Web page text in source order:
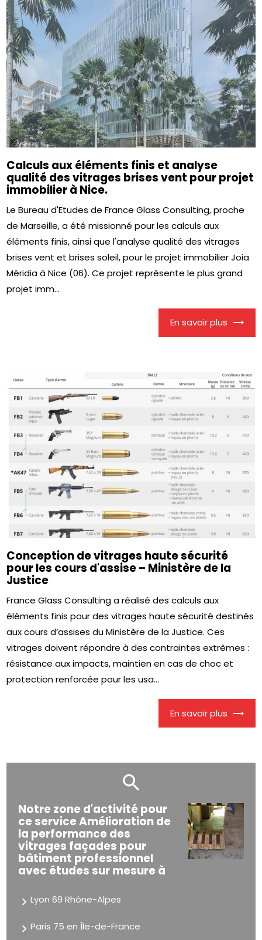
Calculs aux éléments finis et analyse
qualité des vitrages brises vent pour projet
immobilier à Nice.
Le Bureau d'Etudes de France Glass Consulting, proche
de Marseille, a été missionné pour les calculs aux
éléments finis, ainsi que l'analyse qualité des vitrages
brises vent et brises soleil, pour le projet immobilier Joia
Méridia à Nice (06). Ce projet représente le plus grand
projet imm...
En savoir plus
Conception de vitrages haute sécurité
pour les cours d'assise – Ministère de la
Justice
France Glass Consulting a réalisé des calculs aux
éléments finis pour des vitrages haute sécurité destinés
aux cours d’assises du Ministère de la Justice. Ces
vitrages doivent répondre à des contraintes extrêmes :
résistance aux impacts, maintien en cas de choc et
protection renforcée pour les usa...
En savoir plus
Notre zone d'activité pour
ce service Amélioration de
la performance des
vitrages façades pour
bâtiment professionnel
avec études sur mesure à
Lyon 69 Rhône-Alpes
Paris 75 en Île-de-France